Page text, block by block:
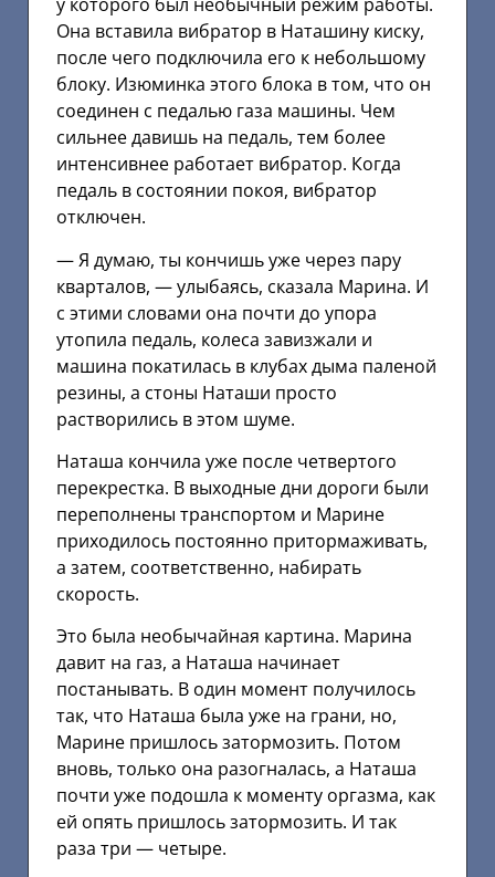
Она вставила вибратор в Наташину киску,
после чего подключила его к небольшому
блоку. Изюминка этого блока в том, что он
соединен с педалью газа машины. Чем
сильнее давишь на педаль, тем более
интенсивнее работает вибратор. Когда
педаль в состоянии покоя, вибратор
отключен.
— Я думаю, ты кончишь уже через пару
кварталов, — улыбаясь, сказала Марина. И
с этими словами она почти до упора
утопила педаль, колеса завизжали и
машина покатилась в клубах дыма паленой
резины, а стоны Наташи просто
растворились в этом шуме.
Наташа кончила уже после четвертого
перекрестка. В выходные дни дороги были
переполнены транспортом и Марине
приходилось постоянно притормаживать,
а затем, соответственно, набирать
скорость.
Это была необычайная картина. Марина
давит на газ, а Наташа начинает
постанывать. В один момент получилось
так, что Наташа была уже на грани, но,
Марине пришлось затормозить. Потом
вновь, только она разогналась, а Наташа
почти уже подошла к моменту оргазма, как
ей опять пришлось затормозить. И так
раза три — четыре.